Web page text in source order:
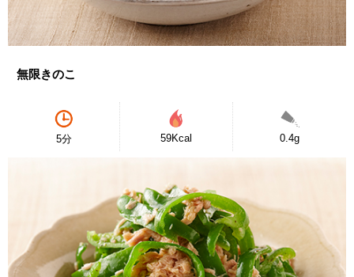
無限きのこ
5分 59Kcal 0.4g